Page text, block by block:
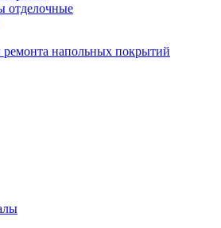
отделочные
ремонта напольных покрытий